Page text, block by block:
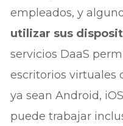
empleados, y
utilizar sus
servicios DaaS
escritorios virtuales
ya sean Android,
puede trabajar